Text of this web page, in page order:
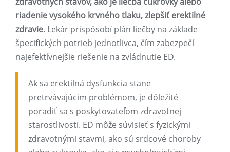
riadenie vysokého krvného tlaku, zlepšiť erektilné
zdravie. Lekár prispôsobí plán liečby na základe
špecifických potrieb jednotlivca, čím zabezpečí
najefektívnejšie riešenie na zvládnutie ED.
Ak sa erektilná dysfunkcia stane
pretrvávajúcim problémom, je dôležité
poradiť sa s poskytovateľom zdravotnej
starostlivosti. ED môže súvisieť s fyzickými
zdravotnými stavmi, ako sú srdcové choroby